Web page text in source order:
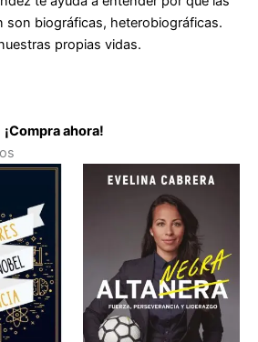
son biográficas, heterobiográficas.
propias vidas.
¡Compra ahora!